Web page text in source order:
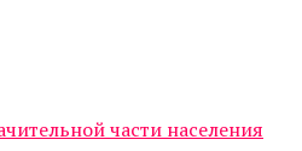
части населения